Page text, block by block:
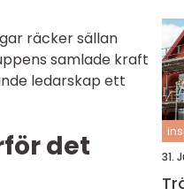
räcker sällan
samlade kraft
ledarskap ett
det
31.